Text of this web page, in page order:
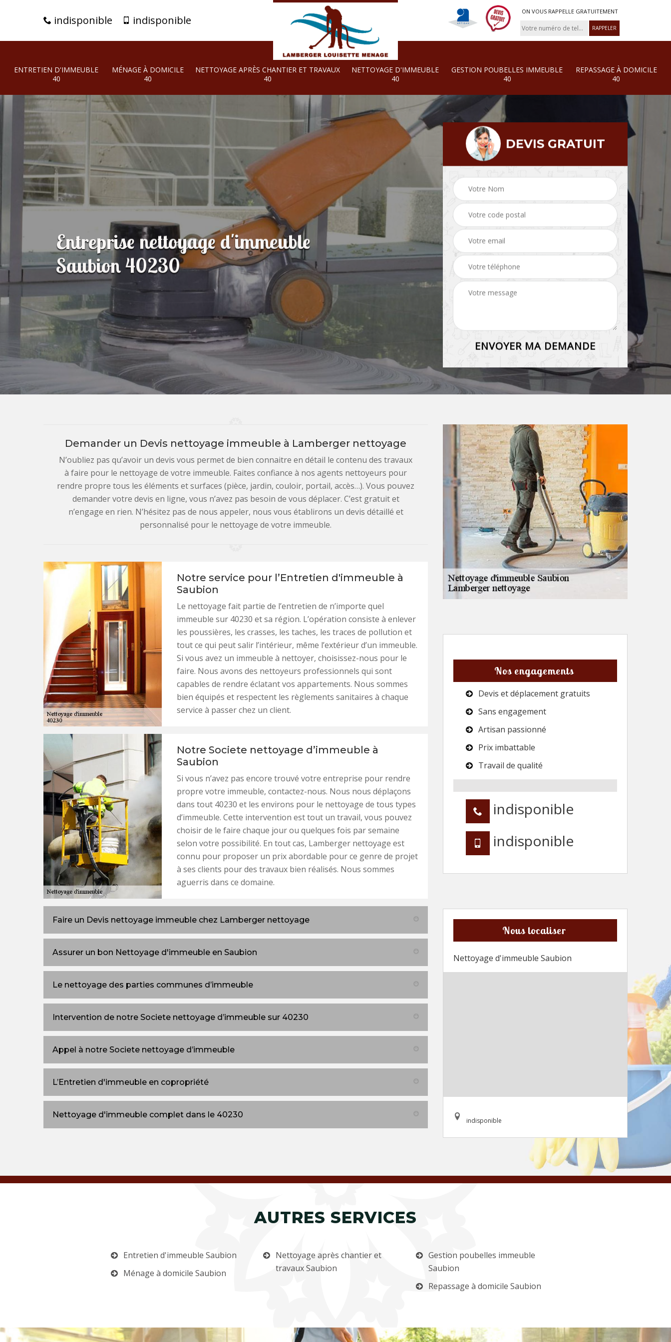
indisponible indisponible
ON VOUS RAPPELLE GRATUITEMENT
ENTRETIEN D'IMMEUBLE
40
MÉNAGE À DOMICILE
40
NETTOYAGE APRÈS CHANTIER ET TRAVAUX
40
NETTOYAGE D'IMMEUBLE
40
GESTION POUBELLES IMMEUBLE
40
REPASSAGE À DOMICILE
40
Entreprise nettoyage d'immeuble
Saubion 40230
DEVIS GRATUIT
Demander un Devis nettoyage immeuble à Lamberger nettoyage
N’oubliez pas qu’avoir un devis vous permet de bien connaitre en détail le contenu des travaux
à faire pour le nettoyage de votre immeuble. Faites confiance à nos agents nettoyeurs pour
rendre propre tous les éléments et surfaces (pièce, jardin, couloir, portail, accès…). Vous pouvez
demander votre devis en ligne, vous n’avez pas besoin de vous déplacer. C’est gratuit et
n’engage en rien. N’hésitez pas de nous appeler, nous vous établirons un devis détaillé et
personnalisé pour le nettoyage de votre immeuble.
Notre service pour l’Entretien d'immeuble à
Saubion
Le nettoyage fait partie de l’entretien de n’importe quel
immeuble sur 40230 et sa région. L’opération consiste à enlever
les poussières, les crasses, les taches, les traces de pollution et
tout ce qui peut salir l’intérieur, même l’extérieur d’un immeuble.
Si vous avez un immeuble à nettoyer, choisissez-nous pour le
faire. Nous avons des nettoyeurs professionnels qui sont
capables de rendre éclatant vos appartements. Nous sommes
bien équipés et respectent les règlements sanitaires à chaque
service à passer chez un client.
Notre Societe nettoyage d’immeuble à
Saubion
Si vous n’avez pas encore trouvé votre entreprise pour rendre
propre votre immeuble, contactez-nous. Nous nous déplaçons
dans tout 40230 et les environs pour le nettoyage de tous types
d’immeuble. Cette intervention est tout un travail, vous pouvez
choisir de le faire chaque jour ou quelques fois par semaine
selon votre possibilité. En tout cas, Lamberger nettoyage est
connu pour proposer un prix abordable pour ce genre de projet
à ses clients pour des travaux bien réalisés. Nous sommes
aguerris dans ce domaine.
Faire un Devis nettoyage immeuble chez Lamberger nettoyage
Assurer un bon Nettoyage d'immeuble en Saubion
Le nettoyage des parties communes d’immeuble
Intervention de notre Societe nettoyage d’immeuble sur 40230
Appel à notre Societe nettoyage d’immeuble
L’Entretien d'immeuble en copropriété
Nettoyage d'immeuble complet dans le 40230
Nos engagements
Devis et déplacement gratuits
Sans engagement
Artisan passionné
Prix imbattable
Travail de qualité
indisponible
indisponible
Nous localiser
Nettoyage d'immeuble Saubion
indisponible
AUTRES SERVICES
Entretien d'immeuble Saubion
Ménage à domicile Saubion
Nettoyage après chantier et
travaux Saubion
Gestion poubelles immeuble
Saubion
Repassage à domicile Saubion